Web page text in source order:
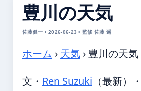
豊川の天気
佐藤健一 • 2026-06-23 • 監修 佐藤 遥
ホーム › 天気 › 豊川の天気
文・ Ren Suzuki （最新） ・